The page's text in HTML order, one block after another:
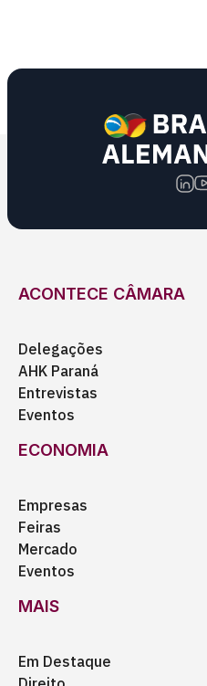
ACONTECE CÂMARA
Delegações
AHK Paraná
Entrevistas
Eventos
ECONOMIA
Empresas
Feiras
Mercado
Eventos
MAIS
Em Destaque